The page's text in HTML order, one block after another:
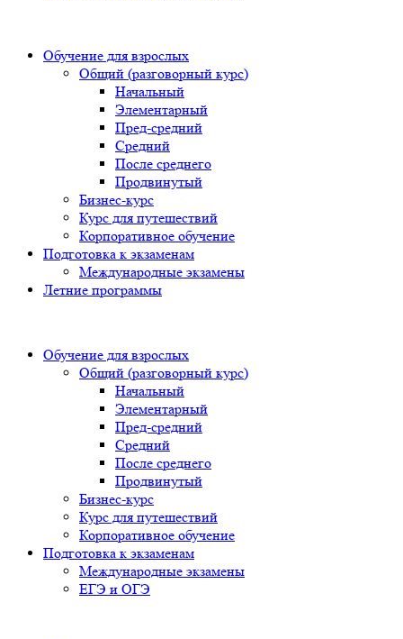
Обучение для взрослых
Общий (разговорный курс)
Начальный
Элементарный
Пред-средний
Средний
После среднего
Продвинутый
Бизнес-курс
Курс для путешествий
Корпоративное обучение
Подготовка к экзаменам
Международные экзамены
Летние программы
Обучение для взрослых
Общий (разговорный курс)
Начальный
Элементарный
Пред-средний
Средний
После среднего
Продвинутый
Бизнес-курс
Курс для путешествий
Корпоративное обучение
Подготовка к экзаменам
Международные экзамены
ЕГЭ и ОГЭ